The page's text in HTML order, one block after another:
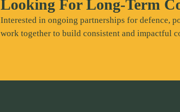
Looking For Long-Term
Interested in ongoing partnerships for defence,
work together to build consistent and impactful